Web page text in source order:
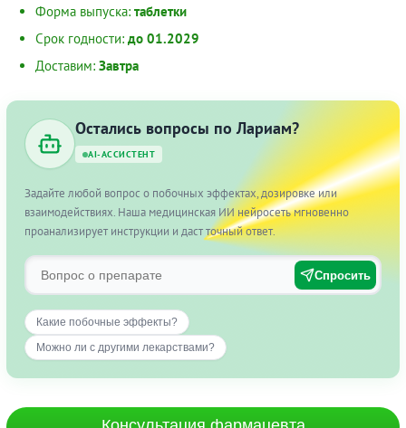
Форма выпуска: таблетки
Срок годности: до 01.2029
Доставим: Завтра
Остались вопросы по Лариам?
AI-АССИСТЕНТ
Задайте любой вопрос о побочных эффектах, дозировке или
взаимодействиях. Наша медицинская ИИ нейросеть мгновенно
проанализирует инструкции и даст точный ответ.
Спросить
Какие побочные эффекты?
Можно ли с другими лекарствами?